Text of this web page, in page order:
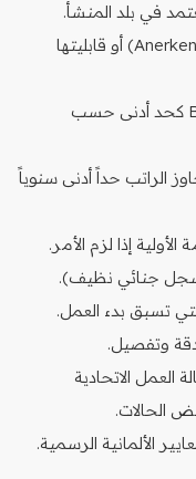
في بلد المنشأ.
إثبات معادلة الشهادة الأجنبية (Anerkennung) أو قابليتها
إتقان اللغة الألمانية (مستوى B1 أو B2 كحد أدنى حسب
الراتب حداً أدنى سنوياً
إذا لزم الأمر.
جنائي نظيف).
تسبق بدء العمل.
وتفصيل.
الاتحادية
الألمانية الرسمية.